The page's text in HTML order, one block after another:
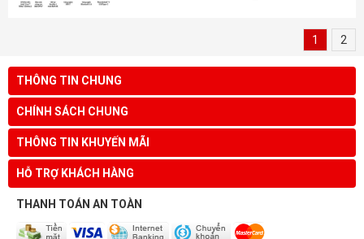
1 2
THÔNG TIN CHUNG
CHÍNH SÁCH CHUNG
THÔNG TIN KHUYẾN MÃI
HỖ TRỢ KHÁCH HÀNG
THANH TOÁN AN TOÀN